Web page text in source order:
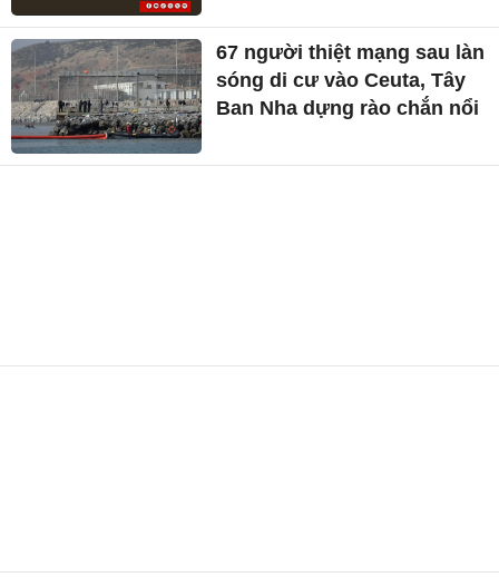
67 người thiệt mạng sau làn
sóng di cư vào Ceuta, Tây
Ban Nha dựng rào chắn nổi